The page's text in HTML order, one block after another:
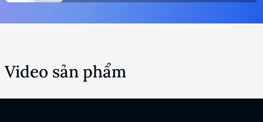
Video sản phẩm